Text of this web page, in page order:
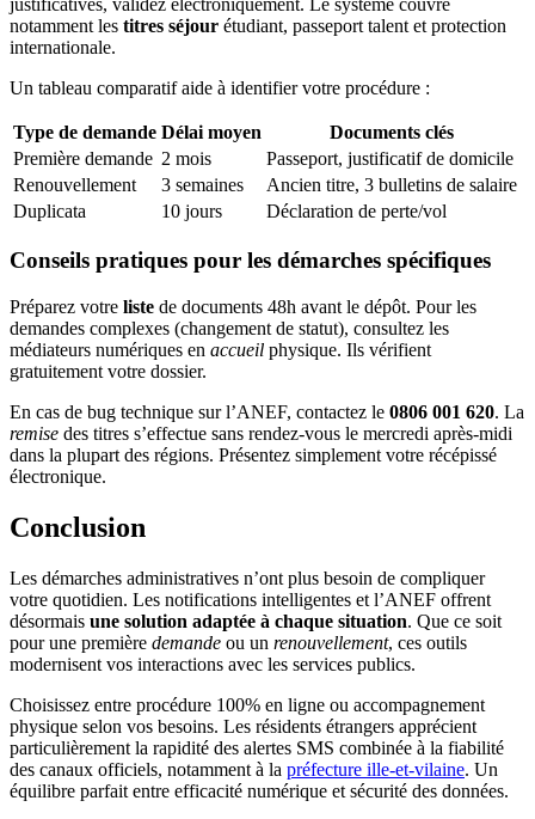
notamment les titres séjour étudiant, passeport talent et protection
internationale.
Un tableau comparatif aide à identifier votre procédure :
Type de demande Délai moyen
Documents clés
Première demande 2 mois
Passeport, justificatif de domicile
Renouvellement
3 semaines
Ancien titre, 3 bulletins de salaire
Duplicata
10 jours Déclaration de perte/vol
Conseils pratiques pour les démarches spécifiques
Préparez votre liste de documents 48h avant le dépôt. Pour les
demandes complexes (changement de statut), consultez les
médiateurs numériques en accueil physique. Ils vérifient
gratuitement votre dossier.
En cas de bug technique sur l’ANEF, contactez le 0806 001 620. La
remise des titres s’effectue sans rendez-vous le mercredi après-midi
dans la plupart des régions. Présentez simplement votre récépissé
électronique.
Conclusion
Les démarches administratives n’ont plus besoin de compliquer
votre quotidien. Les notifications intelligentes et l’ANEF offrent
désormais une solution adaptée à chaque situation. Que ce soit
pour une première demande ou un renouvellement, ces outils
modernisent vos interactions avec les services publics.
Choisissez entre procédure 100% en ligne ou accompagnement
physique selon vos besoins. Les résidents étrangers apprécient
particulièrement la rapidité des alertes SMS combinée à la fiabilité
des canaux officiels, notamment à la préfecture ille-et-vilaine. Un
équilibre parfait entre efficacité numérique et sécurité des données.